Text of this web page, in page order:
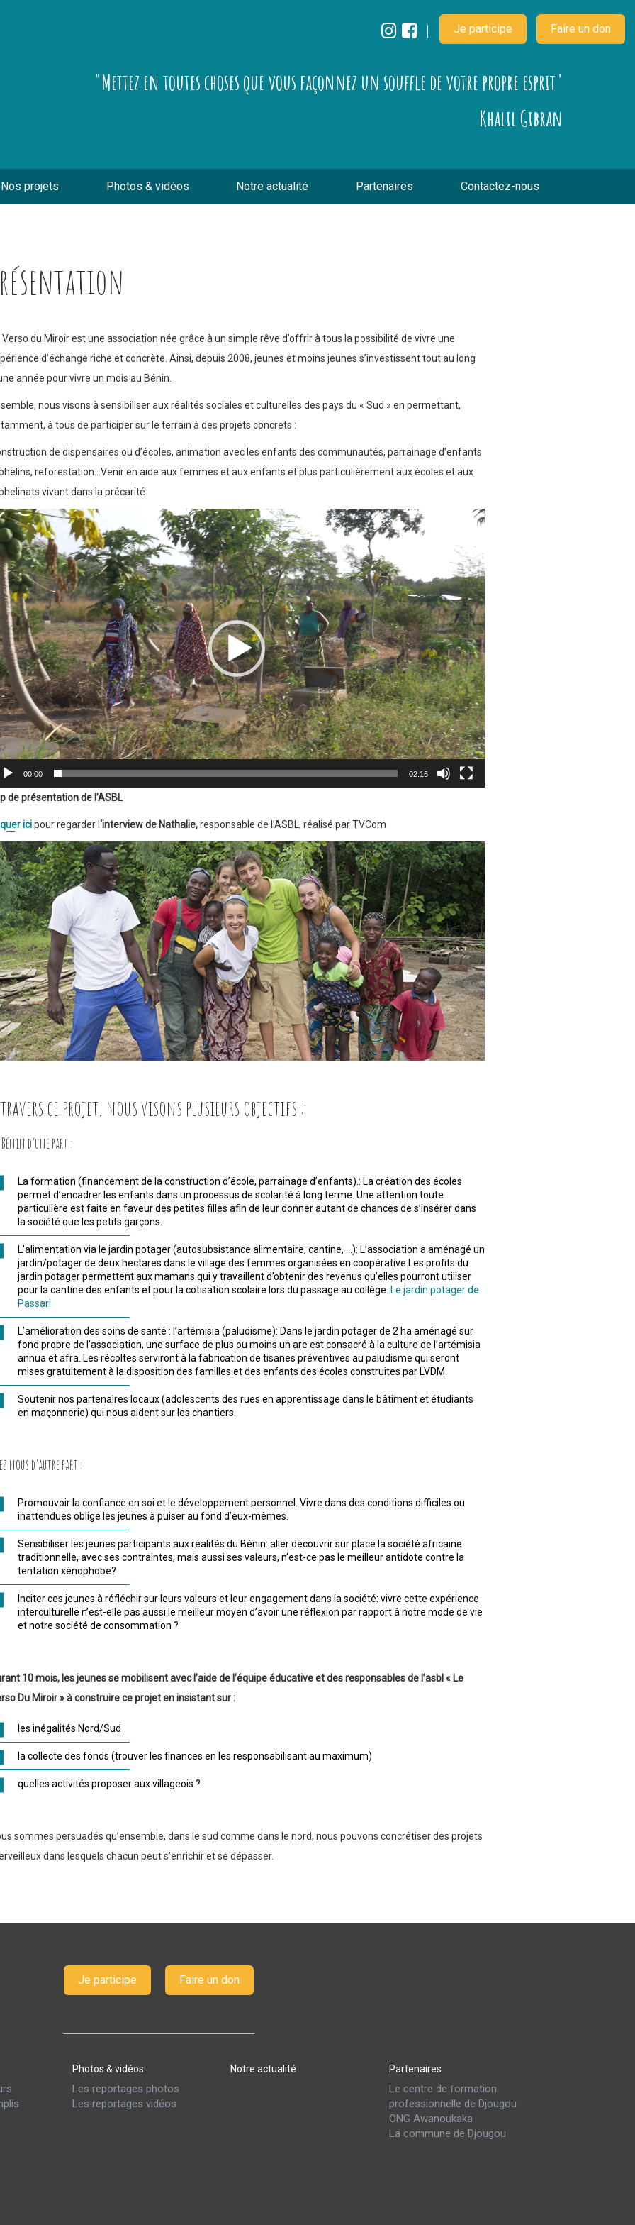
"Mettez en toutes choses que vous façonnez un souffle de votre propre esprit"
Khalil Gibran
Nos projets Photos & vidéos Notre actualité Partenaires Contactez-nous
Je participe Faire un don
Verso du Miroir est une association née grâce à un simple rêve d’offrir à tous la possibilité de vivre une
d’échange riche et concrète. Ainsi, depuis 2008, jeunes et moins jeunes s’investissent tout au long
année pour vivre un mois au Bénin.
nous visons à sensibiliser aux réalités sociales et culturelles des pays du « Sud » en permettant,
à tous de participer sur le terrain à des projets concrets :
de dispensaires ou d’écoles, animation avec les enfants des communautés, parrainage d’enfants
reforestation…Venir en aide aux femmes et aux enfants et plus particulièrement aux écoles et aux
vivant dans la précarité.
00:00 02:16
de présentation de l’ASBL
icipour regarder l ‘interview de Nathalie,responsable de l’ASBL, réalisé par TVCom
ce projet, nous visons plusieurs objectifs :
d’une part :
La formation (financement de la construction d’école, parrainage d’enfants).: La création des écoles
permet d’encadrer les enfants dans un processus de scolarité à long terme. Une attention toute
particulière est faite en faveur des petites filles afin de leur donner autant de chances de s’insérer dans
la société que les petits garçons.
L’alimentation via le jardin potager (autosubsistance alimentaire, cantine, …): L’association a aménagé un
jardin/potager de deux hectares dans le village des femmes organisées en coopérative.Les profits du
jardin potager permettent aux mamans qui y travaillent d’obtenir des revenus qu’elles pourront utiliser
pour la cantine des enfants et pour la cotisation scolaire lors du passage au collège. Le jardin potager de
Passari
L’amélioration des soins de santé : l’artémisia (paludisme): Dans le jardin potager de 2 ha aménagé sur
fond propre de l’association, une surface de plus ou moins un are est consacré à la culture de l’artémisia
annua et afra. Les récoltes serviront à la fabrication de tisanes préventives au paludisme qui seront
mises gratuitement à la disposition des familles et des enfants des écoles construites par LVDM.
Soutenir nos partenaires locaux (adolescents des rues en apprentissage dans le bâtiment et étudiants
en maçonnerie) qui nous aident sur les chantiers.
nous d’autre part :
Promouvoir la confiance en soi et le développement personnel. Vivre dans des conditions difficiles ou
inattendues oblige les jeunes à puiser au fond d’eux-mêmes.
Sensibiliser les jeunes participants aux réalités du Bénin: aller découvrir sur place la société africaine
traditionnelle, avec ses contraintes, mais aussi ses valeurs, n’est-ce pas le meilleur antidote contre la
tentation xénophobe?
Inciter ces jeunes à réfléchir sur leurs valeurs et leur engagement dans la société: vivre cette expérience
interculturelle n’est-elle pas aussi le meilleur moyen d’avoir une réflexion par rapport à notre mode de vie
et notre société de consommation ?
10 mois, les jeunes se mobilisent avec l’aide de l’équipe éducative et des responsables de l’asbl « Le
Du Miroir » à construire ce projet en insistant sur :
les inégalités Nord/Sud
la collecte des fonds (trouver les finances en les responsabilisant au maximum)
quelles activités proposer aux villageois ?
sommes persuadés qu’ensemble, dans le sud comme dans le nord, nous pouvons concrétiser des projets
dans lesquels chacun peut s’enrichir et se dépasser.
Je participe Faire un don
Photos & vidéos
Les reportages photos
Les reportages vidéos
Notre actualité Partenaires
Le centre de formation
professionnelle de Djougou
ONG Awanoukaka
La commune de Djougou